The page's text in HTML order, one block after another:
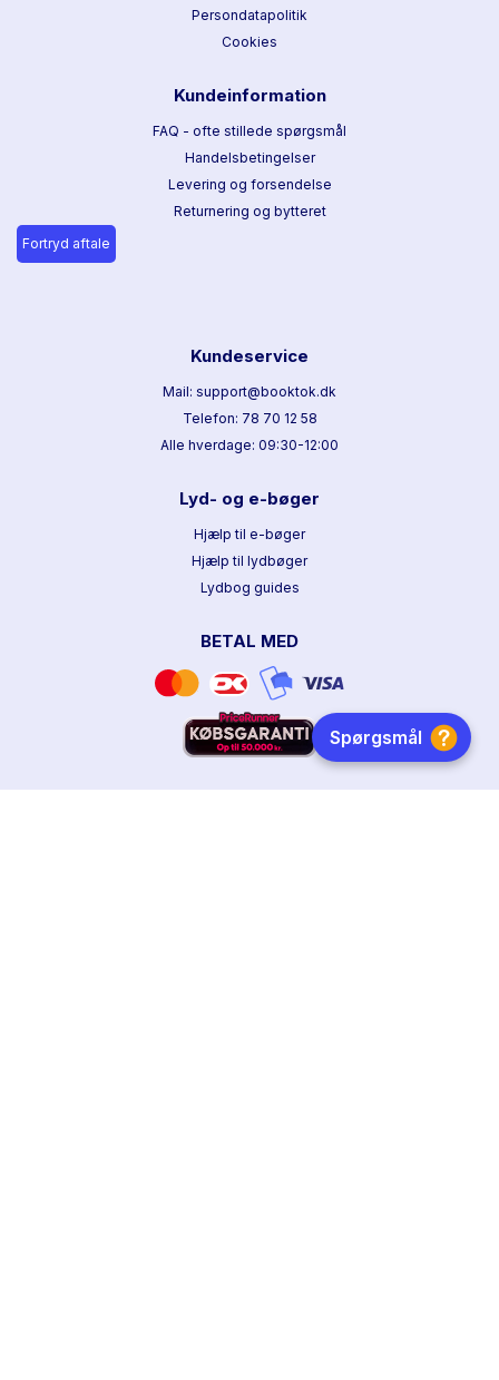
Persondatapolitik
Cookies
Kundeinformation
FAQ - ofte stillede spørgsmål
Handelsbetingelser
Levering og forsendelse
Returnering og bytteret
Fortryd aftale
Kundeservice
Mail: support@booktok.dk
Telefon: 78 70 12 58
Alle hverdage: 09:30-12:00
Lyd- og e-bøger
Hjælp til e-bøger
Hjælp til lydbøger
Lydbog guides
BETAL MED